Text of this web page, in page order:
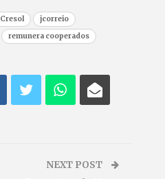
Cresol
jcorreio
remunera cooperados
NEXT POST